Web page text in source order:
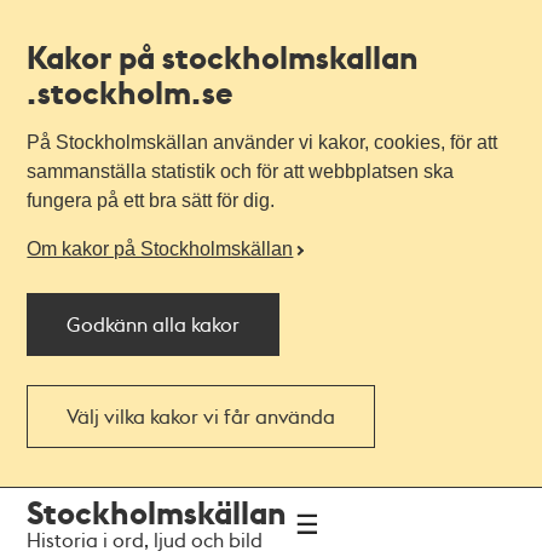
Kakor på stockholmskallan
.stockholm.se
På Stockholmskällan använder vi kakor, cookies, för att
sammanställa statistik och för att webbplatsen ska
fungera på ett bra sätt för dig.
Om kakor på Stockholmskällan
Godkänn alla kakor
Välj vilka kakor vi får använda
navigationen
huvudinnehållet
Stockholmskällan
Historia i ord, ljud och bild